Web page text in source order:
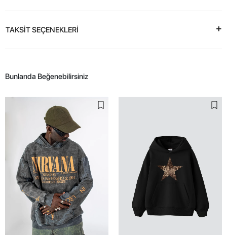
TAKSİT SEÇENEKLERİ
Bunlarıda Beğenebilirsiniz